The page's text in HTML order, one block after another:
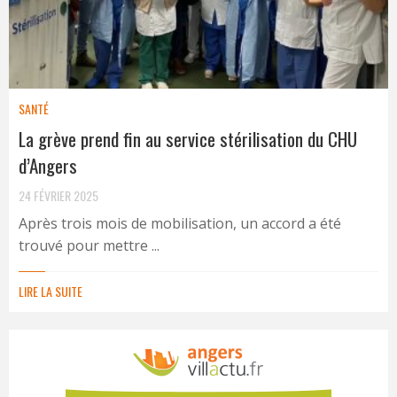
SANTÉ
La grève prend fin au service stérilisation du CHU
d’Angers
24 FÉVRIER 2025
Après trois mois de mobilisation, un accord a été
trouvé pour mettre ...
LIRE LA SUITE